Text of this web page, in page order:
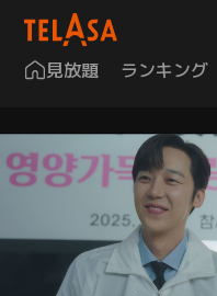
見放題 ランキング